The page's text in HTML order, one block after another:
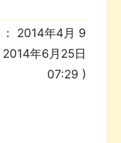
2014年4月 9
2014年6月25日
07:29 )